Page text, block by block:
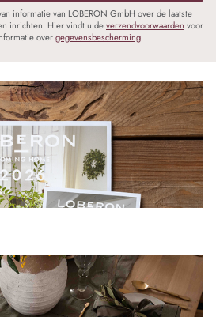
informatie van LOBERON GmbH over de laatste
inrichten. Hier vindt u deverzendvoorwaarden voor
overgegevensbescherming.